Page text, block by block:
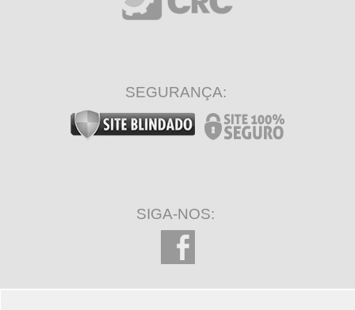
SEGURANÇA:
SIGA-NOS: